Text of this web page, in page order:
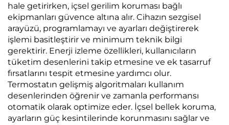
hale getirirken, içsel gerilim koruması bağlı
ekipmanları güvence altına alır. Cihazın sezgisel
arayüzü, programlamayı ve ayarları değiştirerek
işlemi basitleştirir ve minimum teknik bilgi
gerektirir. Enerji izleme özellikleri, kullanıcıların
tüketim desenlerini takip etmesine ve ek tasarruf
fırsatlarını tespit etmesine yardımcı olur.
Termostatın gelişmiş algoritmaları kullanım
desenlerinden öğrenir ve zamanla performansı
otomatik olarak optimize eder. İçsel bellek koruma,
ayarların güç kesintilerinde korunmasını sağlar ve